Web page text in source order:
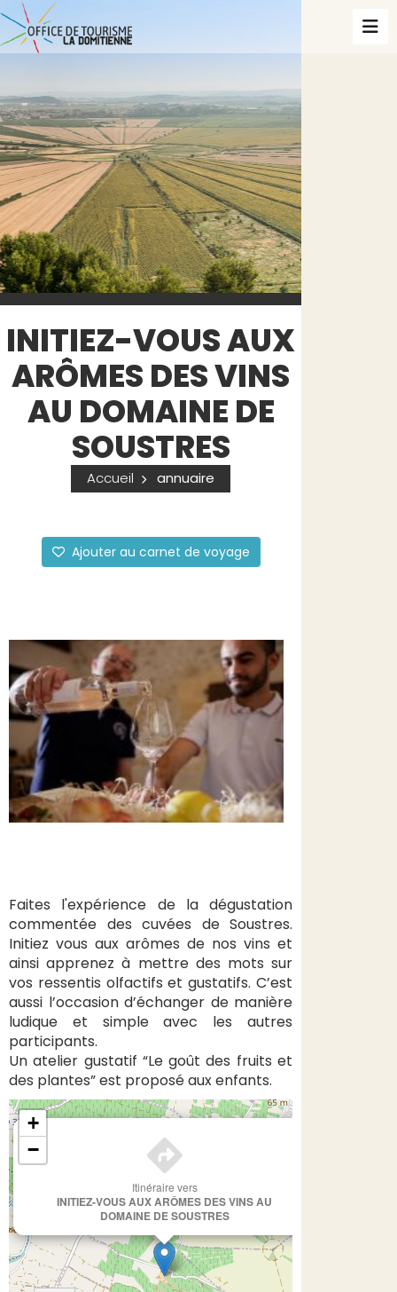
INITIEZ-VOUS AUX
ARÔMES DES VINS
AU DOMAINE DE
SOUSTRES
Accueil annuaire
Ajouter au carnet de voyage
Faites l'expérience de la dégustation
commentée des cuvées de Soustres.
Initiez vous aux arômes de nos vins et
ainsi apprenez à mettre des mots sur
vos ressentis olfactifs et gustatifs. C’est
aussi l’occasion d’échanger de manière
ludique et simple avec les autres
participants.
Un atelier gustatif “Le goût des fruits et
des plantes” est proposé aux enfants.
Itinéraire vers
INITIEZ-VOUS AUX ARÔMES DES VINS AU
DOMAINE DE SOUSTRES
+
−